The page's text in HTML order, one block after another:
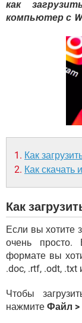
ВИДЕО
как
компьютер с
Как
Как скачать
Как
Если вы хотите
очень
формате вы
.doc, .rtf, .odt, .txt
Чтобы
нажмите Файл >